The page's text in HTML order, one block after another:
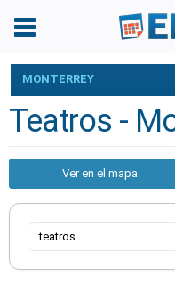
MONTERREY
Teatros -
Ver en el mapa
teatros